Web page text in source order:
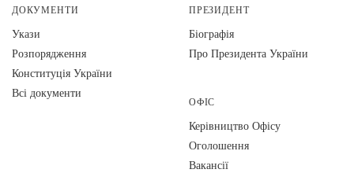
ДОКУМЕНТИ
Укази
Розпорядження
Конституція України
Всі документи
ПРЕЗИДЕНТ
Біографія
Про Президента України
ОФІС
Керівництво Офісу
Оголошення
Вакансії